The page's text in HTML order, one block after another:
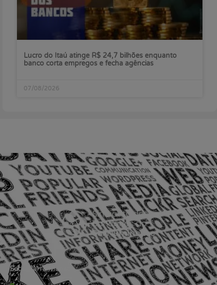
Lucro do Itaú atinge R$ 24,7 bilhões enquanto
banco corta empregos e fecha agências
07/08/2026
Sede Barra Mansa